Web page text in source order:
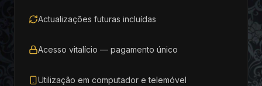
Actualizações futuras incluídas
Acesso vitalício — pagamento único
Utilização em computador e telemóvel